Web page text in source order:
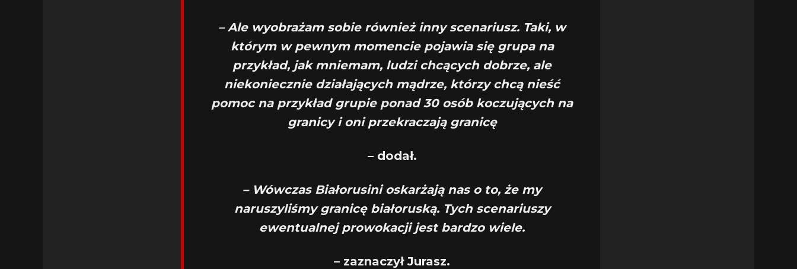
– Ale wyobrażam sobie również inny scenariusz. Taki, w
którym w pewnym momencie pojawia się grupa na
przykład, jak mniemam, ludzi chcących dobrze, ale
niekoniecznie działających mądrze, którzy chcą nieść
pomoc na przykład grupie ponad 30 osób koczujących na
granicy i oni przekraczają granicę
–dodał.
– Wówczas Białorusini oskarżają nas o to, że my
naruszyliśmy granicę białoruską. Tych scenariuszy
ewentualnej prowokacji jest bardzo wiele.
– zaznaczył Jurasz.